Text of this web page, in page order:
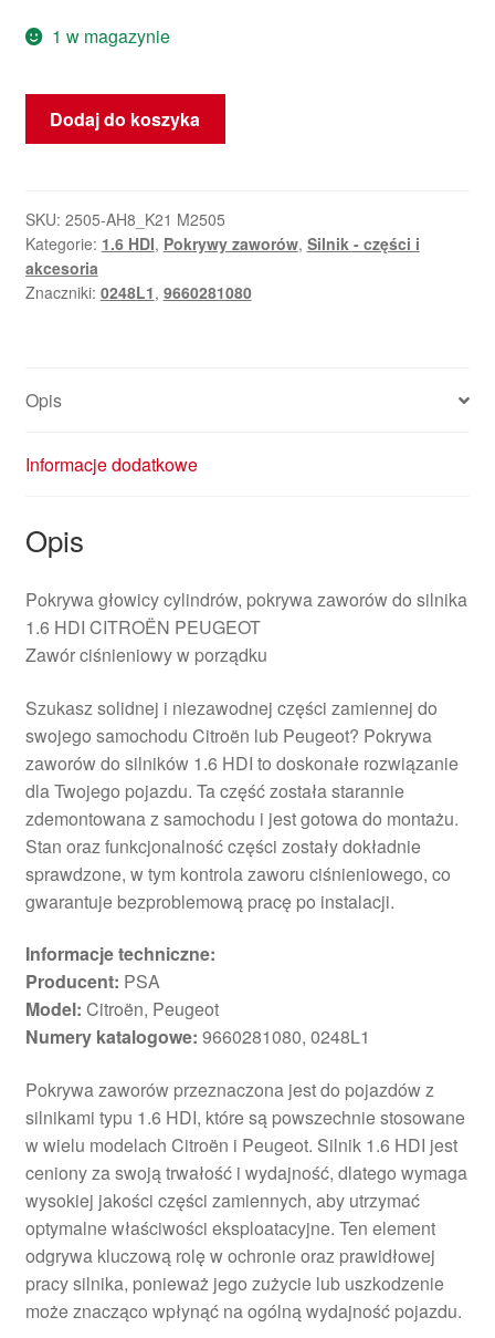
1 w magazynie
ilość
Pokrywa
HDI
9660281080
0248L1
Dodaj do koszyka
SKU: 2505-AH8_K21 M2505
Kategorie: 1.6 HDI, Pokrywy zaworów, Silnik - części i
akcesoria
Znaczniki: 0248L1, 9660281080
Opis
Informacje dodatkowe
Opis
Pokrywa głowicy cylindrów, pokrywa zaworów do silnika
1.6 HDI CITROËN PEUGEOT
Zawór ciśnieniowy w porządku
Szukasz solidnej i niezawodnej części zamiennej do
swojego samochodu Citroën lub Peugeot? Pokrywa
zaworów do silników 1.6 HDI to doskonałe rozwiązanie
dla Twojego pojazdu. Ta część została starannie
zdemontowana z samochodu i jest gotowa do montażu.
Stan oraz funkcjonalność części zostały dokładnie
sprawdzone, w tym kontrola zaworu ciśnieniowego, co
gwarantuje bezproblemową pracę po instalacji.
Informacje techniczne:
Producent: PSA
Model: Citroën, Peugeot
Numery katalogowe: 9660281080, 0248L1
Pokrywa zaworów przeznaczona jest do pojazdów z
silnikami typu 1.6 HDI, które są powszechnie stosowane
w wielu modelach Citroën i Peugeot. Silnik 1.6 HDI jest
ceniony za swoją trwałość i wydajność, dlatego wymaga
wysokiej jakości części zamiennych, aby utrzymać
optymalne właściwości eksploatacyjne. Ten element
odgrywa kluczową rolę w ochronie oraz prawidłowej
pracy silnika, ponieważ jego zużycie lub uszkodzenie
może znacząco wpłynąć na ogólną wydajność pojazdu.